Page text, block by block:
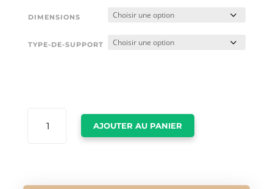
DIMENSIONS
TYPE-DE-SUPPORT
LIONCEAU
AJOUTER AU PANIER